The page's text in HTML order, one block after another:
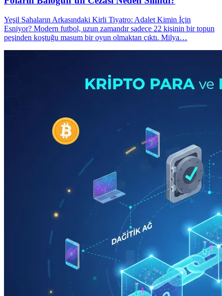
Yeşil Sahaların Arkasındaki Kirli Tiyatro: Adalet Kimin İçin
Esniyor? Modern futbol, uzun zamandır sadece 22 kişinin bir topun
peşinden koştuğu masum bir oyun olmaktan çıktı. Milya…